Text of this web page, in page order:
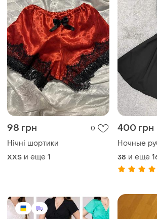
98 грн 0
Нічні шортики
XХS и еще 1
400 грн
Ночные
38 и еще